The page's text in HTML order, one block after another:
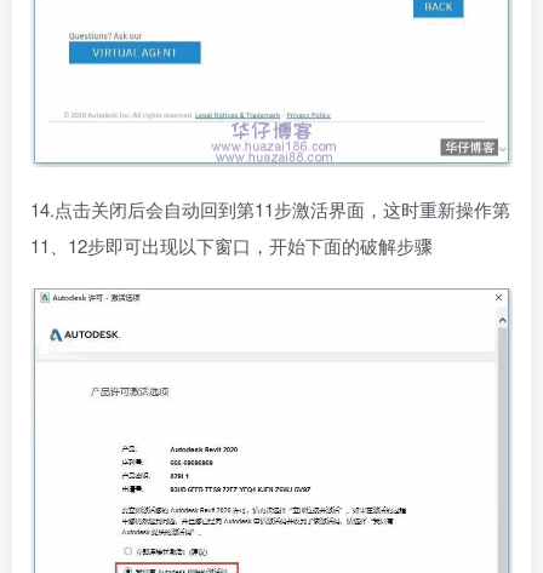
14.点击关闭后会自动回到第11步激活界面，这时重新操作第
11、12步即可出现以下窗口，开始下面的破解步骤